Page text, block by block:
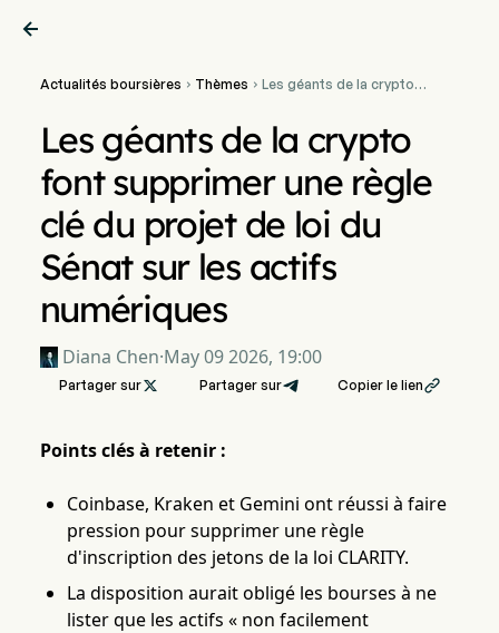

Actualités boursières  Thèmes  Les géants de la crypto
Sénat sur les actifs
numériques
Les géants de la crypto
font supprimer une règle
clé du projet de loi du
Sénat sur les actifs
numériques
Diana Chen·May 09 2026, 19:00
Partager sur Partager sur Copier le lien
Points clés à retenir :
Coinbase, Kraken et Gemini ont réussi à faire
pression pour supprimer une règle
d'inscription des jetons de la loi CLARITY.
La disposition aurait obligé les bourses à ne
lister que les actifs « non facilement